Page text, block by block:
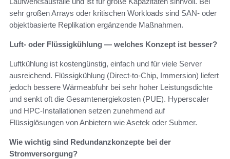
sehr großen Arrays oder kritischen Workloads sind SAN- oder
objektbasierte Replikation ergänzende Maßnahmen.
Luft- oder Flüssigkühlung — welches Konzept ist besser?
Luftkühlung ist kostengünstig, einfach und für viele Server
ausreichend. Flüssigkühlung (Direct-to-Chip, Immersion) liefert
jedoch bessere Wärmeabfuhr bei sehr hoher Leistungsdichte
und senkt oft die Gesamtenergiekosten (PUE). Hyperscaler
und HPC-Installationen setzen zunehmend auf
Flüssiglösungen von Anbietern wie Asetek oder Submer.
Wie wichtig sind Redundanzkonzepte bei der
Stromversorgung?